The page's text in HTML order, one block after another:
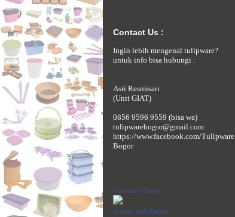
Contact Us :
Ingin lebih mengenal tulipware?
untuk info bisa hubungi :
Asri Resmisari
(Unit GIAT)
0856 9596 9559 (bisa wa)
tulipwarebogor@gmail.com
https://www.facebook.com/Tulipware
Bogor
Tulipware Bogor
Create Your Badge